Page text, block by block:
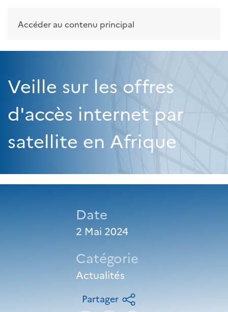
Accéder au contenu principal
Veille sur les offres
d'accès internet par
satellite en Afrique
Date
2 Mai 2024
Catégorie
Actualités
Partager